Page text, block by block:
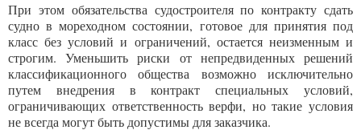
При этом обязательства судостроителя по контракту сдать
судно в мореходном состоянии, готовое для принятия под
класс без условий и ограничений, остается неизменным и
строгим. Уменьшить риски от непредвиденных решений
классификационного общества возможно исключительно
путем внедрения в контракт специальных условий,
ограничивающих ответственность верфи, но такие условия
не всегда могут быть допустимы для заказчика.